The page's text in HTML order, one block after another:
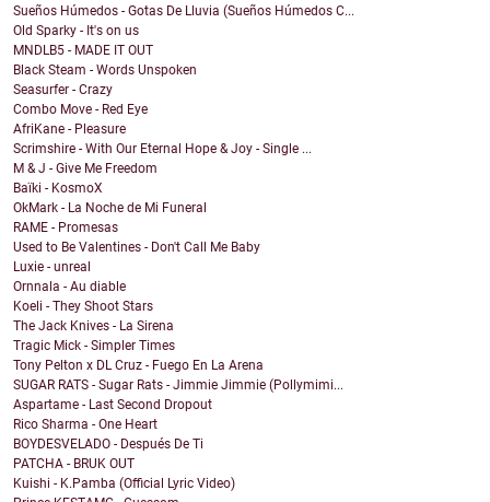
Sueños Húmedos - Gotas De Lluvia (Sueños Húmedos C...
Old Sparky - It's on us
MNDLB5 - MADE IT OUT
Black Steam - Words Unspoken
Seasurfer - Crazy
Combo Move - Red Eye
AfriKane - Pleasure
Scrimshire - With Our Eternal Hope & Joy - Single ...
M & J - Give Me Freedom
Baïki - KosmoX
OkMark - La Noche de Mi Funeral
RAME - Promesas
Used to Be Valentines - Don't Call Me Baby
Luxie - unreal
Ornnala - Au diable
Koeli - They Shoot Stars
The Jack Knives - La Sirena
Tragic Mick - Simpler Times
Tony Pelton x DL Cruz - Fuego En La Arena
SUGAR RATS - Sugar Rats - Jimmie Jimmie (Pollymimi...
Aspartame - Last Second Dropout
Rico Sharma - One Heart
BOYDESVELADO - Después De Ti
PATCHA - BRUK OUT
Kuishi - K.Pamba (Official Lyric Video)